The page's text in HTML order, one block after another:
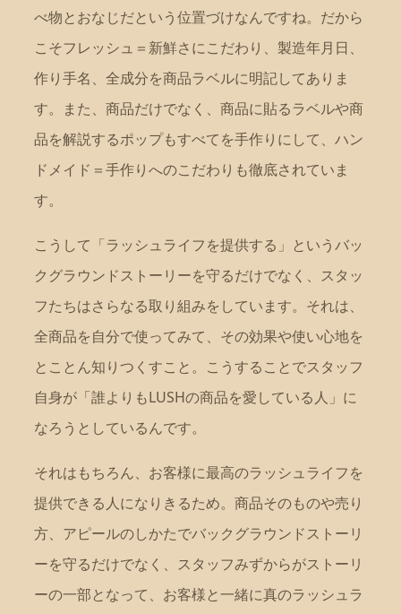
べ物とおなじだという位置づけなんですね。だから
こそフレッシュ＝新鮮さにこだわり、製造年月日、
作り手名、全成分を商品ラベルに明記してありま
す。また、商品だけでなく、商品に貼るラベルや商
品を解説するポップもすべてを手作りにして、ハン
ドメイド＝手作りへのこだわりも徹底されていま
す。
こうして「ラッシュライフを提供する」というバッ
クグラウンドストーリーを守るだけでなく、スタッ
フたちはさらなる取り組みをしています。それは、
全商品を自分で使ってみて、その効果や使い心地を
とことん知りつくすこと。こうすることでスタッフ
自身が「誰よりもLUSHの商品を愛している人」に
なろうとしているんです。
それはもちろん、お客様に最高のラッシュライフを
提供できる人になりきるため。商品そのものや売り
方、アピールのしかたでバックグラウンドストーリ
ーを守るだけでなく、スタッフみずからがストーリ
ーの一部となって、お客様と一緒に真のラッシュラ